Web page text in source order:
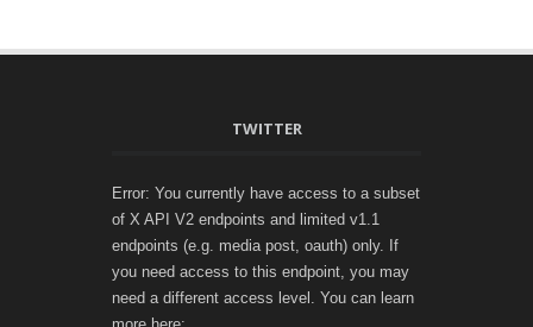
TWITTER
Error: You currently have access to a subset
of X API V2 endpoints and limited v1.1
endpoints (e.g. media post, oauth) only. If
you need access to this endpoint, you may
need a different access level. You can learn